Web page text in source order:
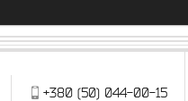
+380 (50) 044-00-15